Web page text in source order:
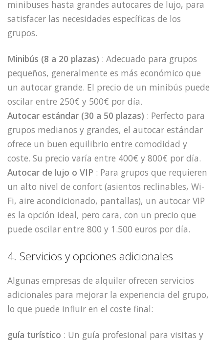
minibuses hasta grandes autocares de lujo, para
satisfacer las necesidades específicas de los
grupos.
Minibús (8 a 20 plazas) : Adecuado para grupos
pequeños, generalmente es más económico que
un autocar grande. El precio de un minibús puede
oscilar entre 250€ y 500€ por día.
Autocar estándar (30 a 50 plazas) : Perfecto para
grupos medianos y grandes, el autocar estándar
ofrece un buen equilibrio entre comodidad y
coste. Su precio varía entre 400€ y 800€ por día.
Autocar de lujo o VIP : Para grupos que requieren
un alto nivel de confort (asientos reclinables, Wi-
Fi, aire acondicionado, pantallas), un autocar VIP
es la opción ideal, pero cara, con un precio que
puede oscilar entre 800 y 1.500 euros por día.
4. Servicios y opciones adicionales
Algunas empresas de alquiler ofrecen servicios
adicionales para mejorar la experiencia del grupo,
lo que puede influir en el coste final:
guía turístico : Un guía profesional para visitas y